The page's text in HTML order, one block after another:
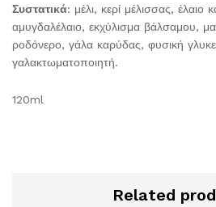
Συστατικά: μέλι, κερί μέλισσας, έλαιο
αμυγδαλέλαιο, εκχύλισμα βάλσαμου,
ροδόνερο, γάλα καρύδας, φυσική
γαλακτωματοποιητή.
120ml
Related